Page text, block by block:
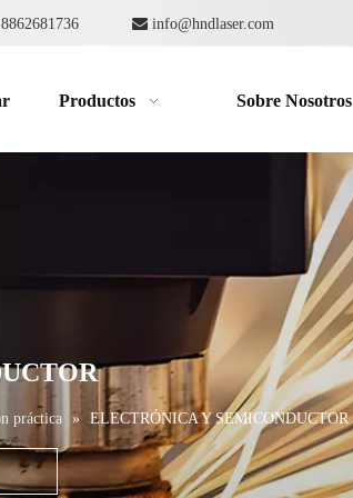
18862681736  info@hndlaser.com
Productos Sobre Nosotros
práctica » ELECTRÓNICA Y SEMICONDUCTOR